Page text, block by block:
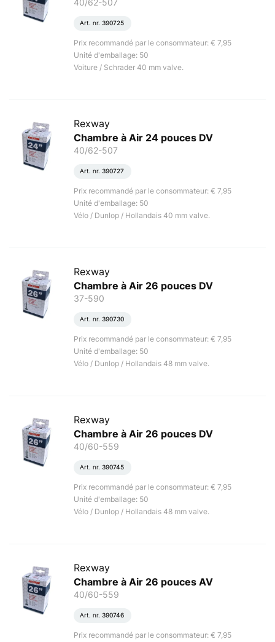
40/62-507
Art. nr. 390725
Prix recommandé par le consommateur: € 7,95
Unité d'emballage: 50
Voiture / Schrader 40 mm valve.
Rexway
Chambre à Air 24 pouces DV
40/62-507
Art. nr. 390727
Prix recommandé par le consommateur: € 7,95
Unité d'emballage: 50
Vélo / Dunlop / Hollandais 40 mm valve.
Rexway
Chambre à Air 26 pouces DV
37-590
Art. nr. 390730
Prix recommandé par le consommateur: € 7,95
Unité d'emballage: 50
Vélo / Dunlop / Hollandais 48 mm valve.
Rexway
Chambre à Air 26 pouces DV
40/60-559
Art. nr. 390745
Prix recommandé par le consommateur: € 7,95
Unité d'emballage: 50
Vélo / Dunlop / Hollandais 48 mm valve.
Rexway
Chambre à Air 26 pouces AV
40/60-559
Art. nr. 390746
Prix recommandé par le consommateur: € 7,95